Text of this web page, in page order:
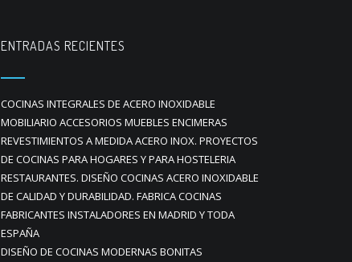
ENTRADAS RECIENTES
COCINAS INTEGRALES DE ACERO INOXIDABLE
MOBILIARIO ACCESORIOS MUEBLES ENCIMERAS
REVESTIMIENTOS A MEDIDA ACERO INOX. PROYECTOS
DE COCINAS PARA HOGARES Y PARA HOSTELERIA
RESTAURANTES. DISEÑO COCINAS ACERO INOXIDABLE
DE CALIDAD Y DURABILIDAD. FABRICA COCINAS
FABRICANTES INSTALADORES EN MADRID Y TODA
ESPAÑA
DISEÑO DE COCINAS MODERNAS BONITAS